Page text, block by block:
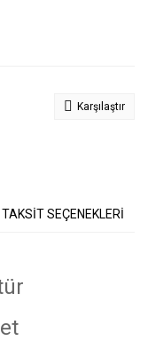
Karşılaştır
TAKSİT SEÇENEKLERİ